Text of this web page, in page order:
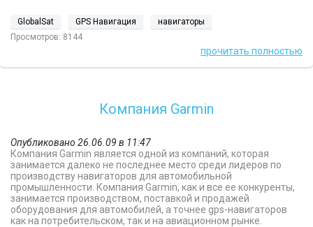
GlobalSat GPS Навигация
навигаторы
Просмотров: 8144
прочитать полностью
Компания Garmin
Опубликовано 26.06.09 в 11:47
Компания Garmin является одной из компаний, которая
занимается далеко не последнее место среди лидеров по
производству навигаторов для автомобильной
промышленности. Компания Garmin, как и все ее конкуренты,
занимается производством, поставкой и продажей
оборудования для автомобилей, а точнее gps-навигаторов
как на потребительском, так и на авиационном рынке.